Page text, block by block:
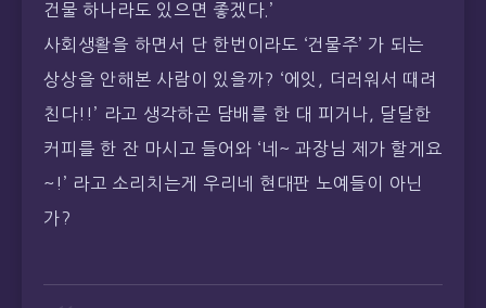
건물 하나라도 있으면 좋겠다.’
사회생활을 하면서 단 한번이라도 ‘건물주’ 가 되는
상상을 안해본 사람이 있을까? ‘에잇, 더러워서 때려
친다!!’ 라고 생각하곤 담배를 한 대 피거나, 달달한
커피를 한 잔 마시고 들어와 ‘네~ 과장님 제가 할게요
~!’ 라고 소리치는게 우리네 현대판 노예들이 아닌
가?